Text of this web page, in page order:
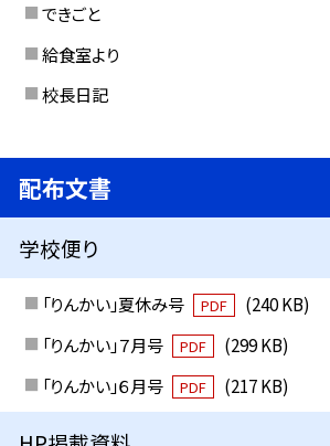
できごと
給食室より
校長日記
配布文書
学校便り
「りんかい」夏休み号 PDF
(240 KB)
「りんかい」７月号
PDF
(299 KB)
「りんかい」６月号
PDF (217 KB)